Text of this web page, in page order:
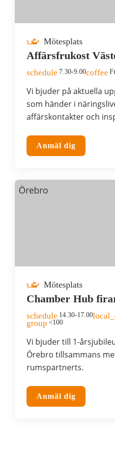
Mötesplats
Affärsfrukost
schedule 7.30-9.00coffee
Vi bjuder på aktuella
som händer i
affärskontakter och
Anmäl dig
Örebro
Mötesplats
Chamber Hub
schedule 14.30-17.00
group <100
Vi bjuder till 1-
Örebro tillsammans
rumspartnerts.
Anmäl dig